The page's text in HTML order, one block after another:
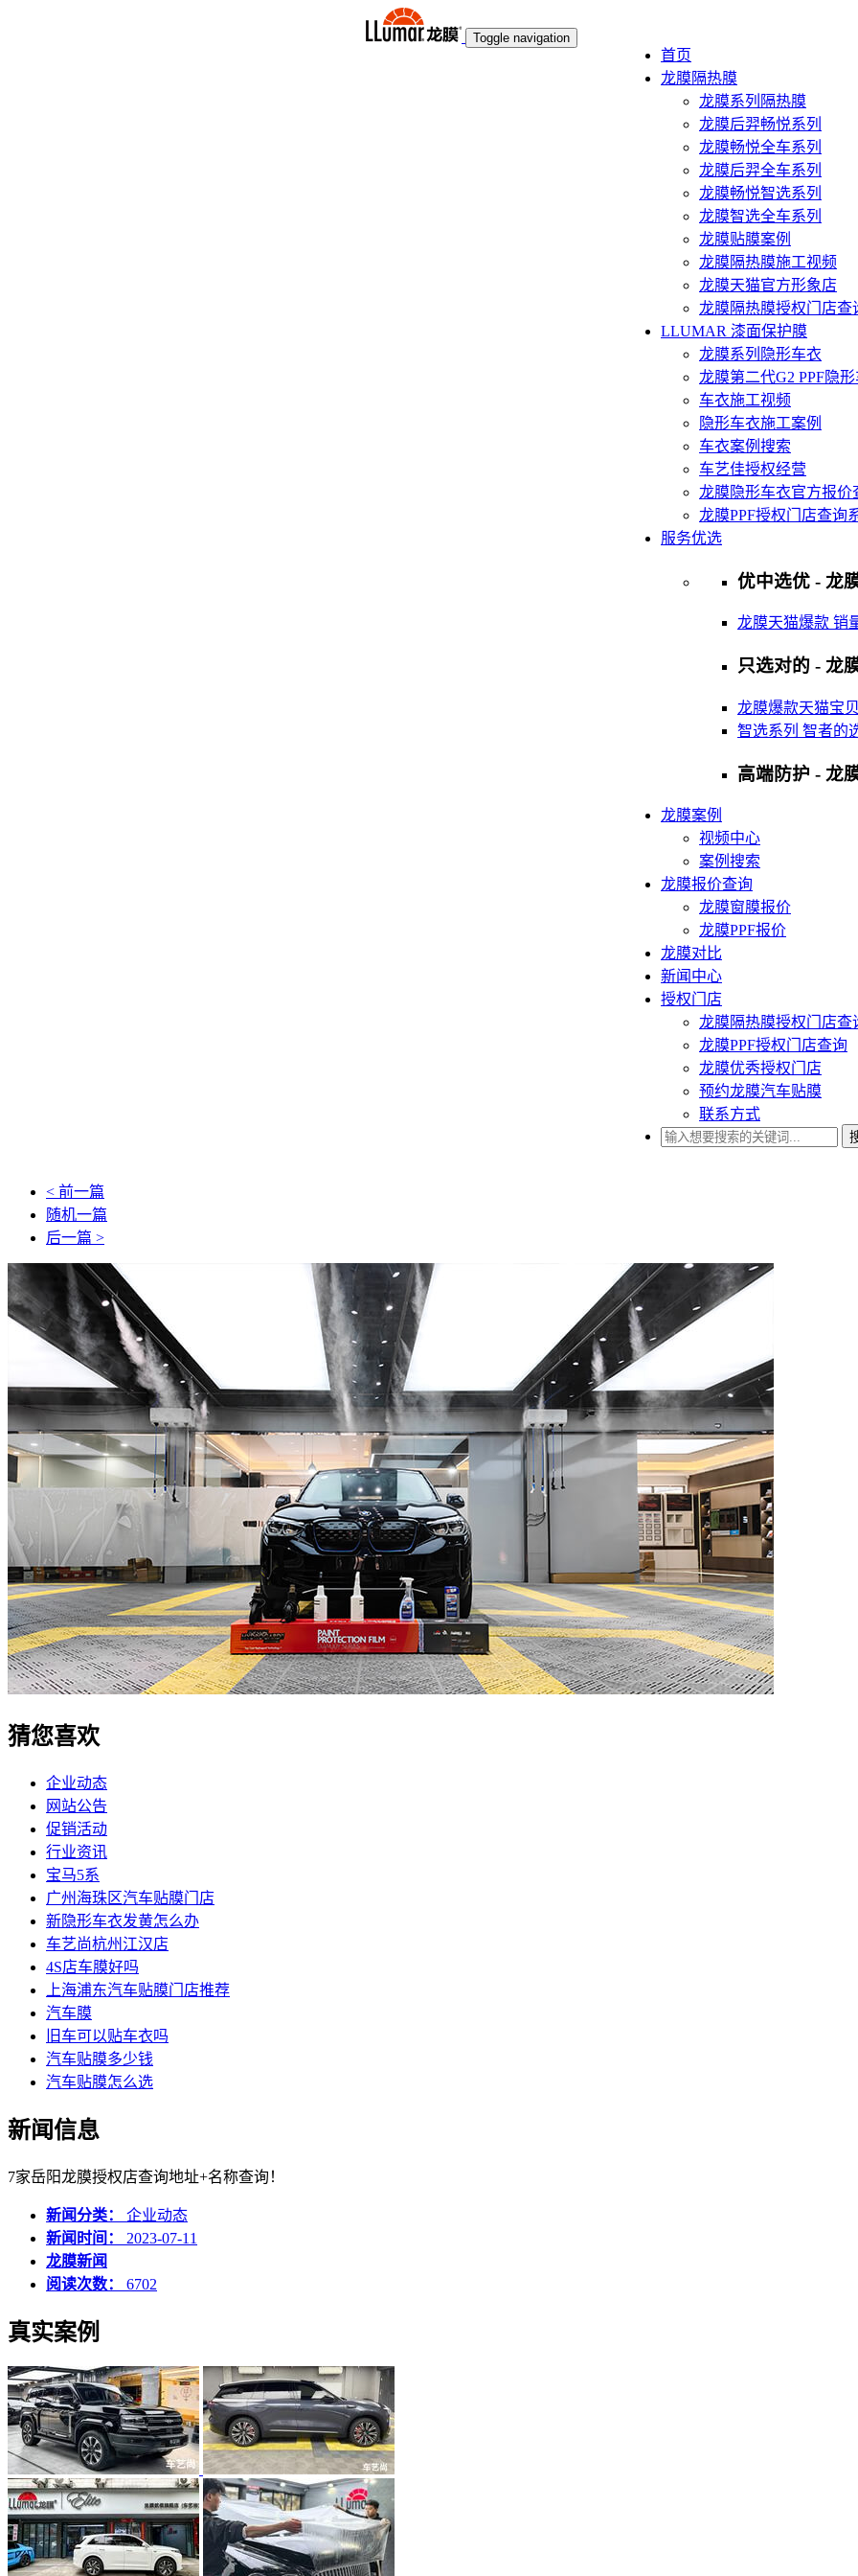
Toggle navigation
首页
龙膜隔热膜
龙膜系列隔热膜
龙膜后羿畅悦系列
龙膜畅悦全车系列
龙膜后羿全车系列
龙膜畅悦智选系列
龙膜智选全车系列
龙膜贴膜案例
龙膜隔热膜施工视频
龙膜天猫官方形象店
龙膜隔热膜授权门店查
LLUMAR 漆面保护膜
龙膜系列隐形车衣
龙膜第二代G2 PPF隐
车衣施工视频
隐形车衣施工案例
车衣案例搜索
车艺佳授权经营
龙膜隐形车衣官方报价
龙膜PPF授权门店查询
服务优选
优中选优 - 龙
龙膜天猫爆款 销
只选对的 - 龙
龙膜爆款天猫宝
智选系列 智者的
高端防护 - 龙
龙膜案例
视频中心
案例搜索
龙膜报价查询
龙膜窗膜报价
龙膜PPF报价
龙膜对比
新闻中心
授权门店
龙膜隔热膜授权门店查
龙膜PPF授权门店查询
龙膜优秀授权门店
预约龙膜汽车贴膜
联系方式
< 前一篇
随机一篇
后一篇 >
猜您喜欢
企业动态
网站公告
促销活动
行业资讯
宝马5系
广州海珠区汽车贴膜门店
新隐形车衣发黄怎么办
车艺尚杭州江汉店
4S店车膜好吗
上海浦东汽车贴膜门店推荐
汽车膜
旧车可以贴车衣吗
汽车贴膜多少钱
汽车贴膜怎么选
新闻信息
7家岳阳龙膜授权店查询地址+名称查询！
新闻分类： 企业动态
新闻时间： 2023-07-11
龙膜新闻
阅读次数： 6702
真实案例